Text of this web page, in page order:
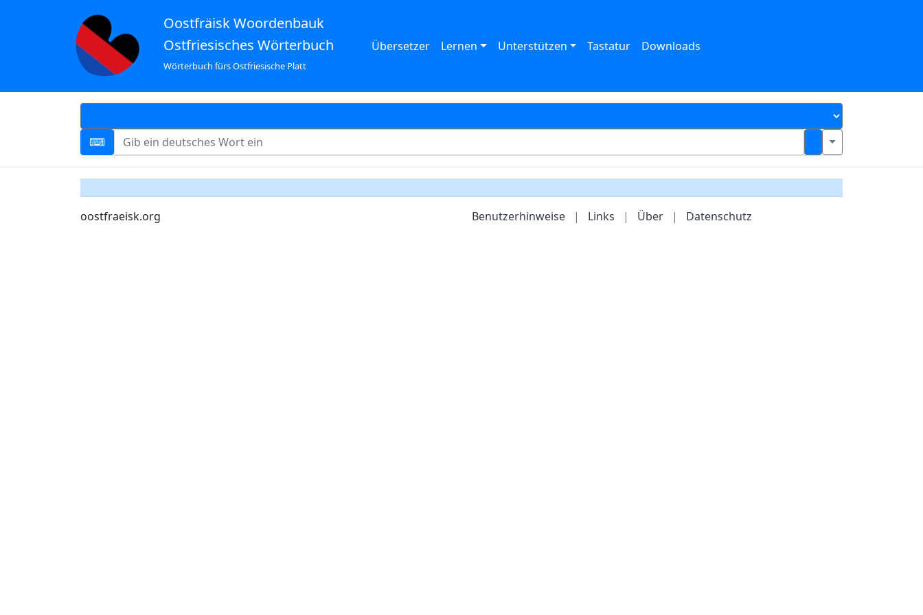
Oostfräisk Woordenbauk
Ostfriesisches Wörterbuch
Wörterbuch fürs Ostfriesische Platt
Übersetzer Lernen Unterstützen Tastatur Downloads
oostfraeisk.org Benutzerhinweise | Links | Über | Datenschutz